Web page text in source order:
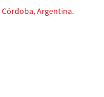
Argentina.